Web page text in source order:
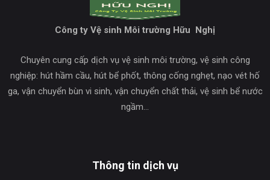
Công ty Vệ sinh Môi trường Hữu Nghị
Chuyên cung cấp dịch vụ vệ sinh môi trường, vệ sinh công
nghiệp: hút hầm cầu, hút bể phốt, thông cống nghẹt, nạo vét hố
ga, vận chuyển bùn vi sinh, vận chuyển chất thải, vệ sinh bể nước
ngầm…
Thông tin dịch vụ